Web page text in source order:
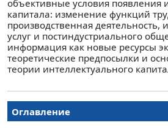
объективные условия появления
капитала: изменение функций
производственная деятельность,
услуг и постиндустриального
информация как новые ресурсы
теоретические предпосылки и
теории интеллектуального
Оглавление